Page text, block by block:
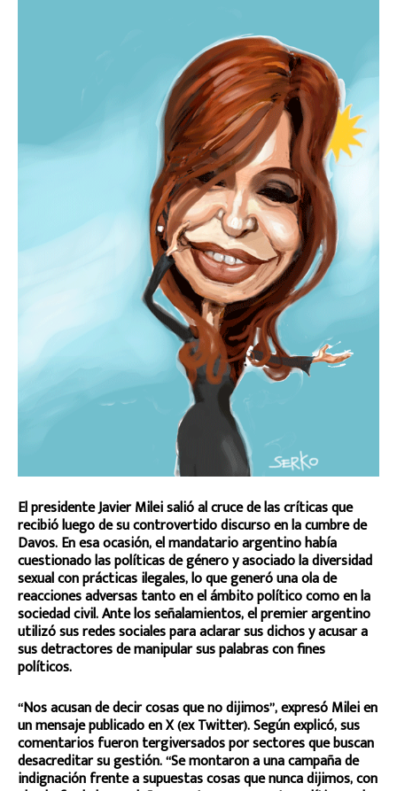
El presidente Javier Milei salió al cruce de las críticas que
recibió luego de su controvertido discurso en la cumbre de
Davos. En esa ocasión, el mandatario argentino había
cuestionado las políticas de género y asociado la diversidad
sexual con prácticas ilegales, lo que generó una ola de
reacciones adversas tanto en el ámbito político como en la
sociedad civil. Ante los señalamientos, el premier argentino
utilizó sus redes sociales para aclarar sus dichos y acusar a
sus detractores de manipular sus palabras con fines
políticos.
“Nos acusan de decir cosas que no dijimos”, expresó Milei en
un mensaje publicado en X (ex Twitter). Según explicó, sus
comentarios fueron tergiversados por sectores que buscan
desacreditar su gestión. “Se montaron a una campaña de
indignación frente a supuestas cosas que nunca dijimos, con